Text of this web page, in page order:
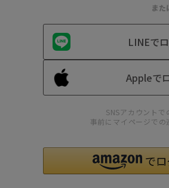
また
LINEで
Appleで
SNSアカウントで
事前にマイページで